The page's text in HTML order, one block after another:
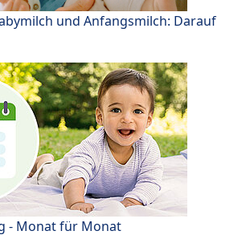
und Anfangsmilch: Darauf
- Monat für Monat